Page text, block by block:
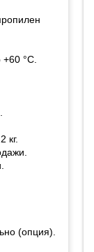
°С.
кг.
(опция).